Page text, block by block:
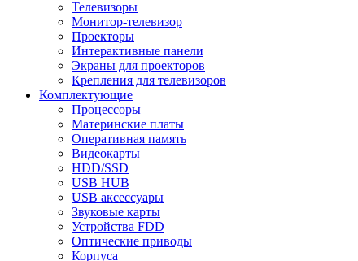
Телевизоры
Монитор-телевизор
Проекторы
Интерактивные панели
Экраны для проекторов
Крепления для телевизоров
Комплектующие
Процессоры
Материнские платы
Оперативная память
Видеокарты
HDD/SSD
USB HUB
USB аксессуары
Звуковые карты
Устройства FDD
Оптические приводы
Корпуса